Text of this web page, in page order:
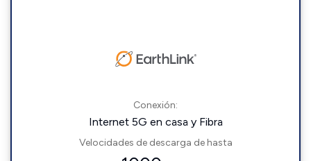
Conexión:
Internet 5G en casa y Fibra
Velocidades de descarga de hasta